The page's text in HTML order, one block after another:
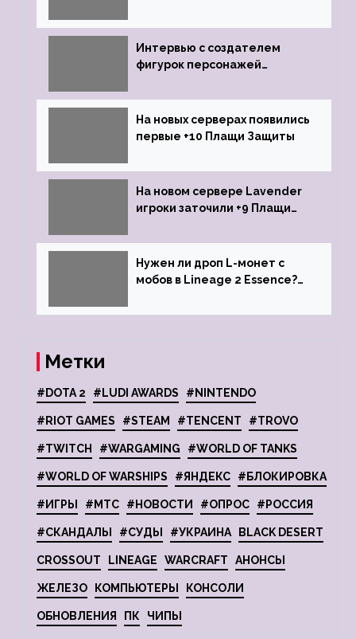
Интервью с создателем
фигурок персонажей
На новых серверах появились
первые +10 Плащи Защиты
На новом сервере Lavender
игроки заточили +9 Плащи
Нужен ли дроп L-монет с
мобов в Lineage 2 Essence?
Метки
#DOTA 2 #LUDI AWARDS #NINTENDO
#RIOT GAMES #STEAM #TENCENT #TROVO
#TWITCH #WARGAMING #WORLD OF TANKS
#WORLD OF WARSHIPS #ЯНДЕКС #БЛОКИРОВКА
#ИГРЫ #МТС #НОВОСТИ #ОПРОС #РОССИЯ
#СКАНДАЛЫ #СУДЫ #УКРАИНА BLACK DESERT
CROSSOUT LINEAGE WARCRAFT АНОНСЫ
ЖЕЛЕЗО КОМПЬЮТЕРЫ КОНСОЛИ
ОБНОВЛЕНИЯ ПК ЧИПЫ